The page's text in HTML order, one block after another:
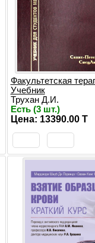
Факультетская
Учебник
Трухан Д.И.
Есть (3 шт.)
Цена: 13390.00 T